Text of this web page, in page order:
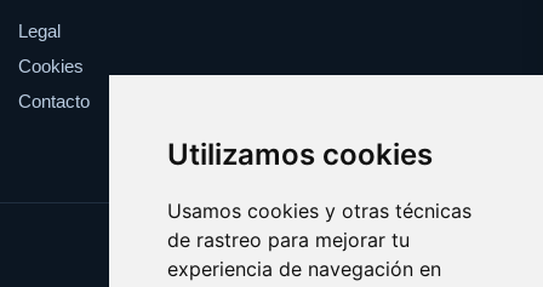
Utilizamos cookies
Usamos cookies y otras técnicas
de rastreo para mejorar tu
experiencia de navegación en
Legal
Cookies
Contacto
Update cookies preferences